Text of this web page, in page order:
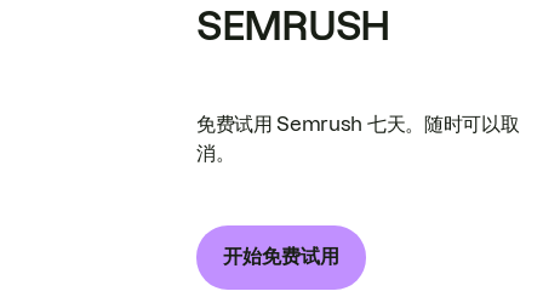
SEMRUSH
免费试用 Semrush 七天。随时可以取
消。
开始免费试用